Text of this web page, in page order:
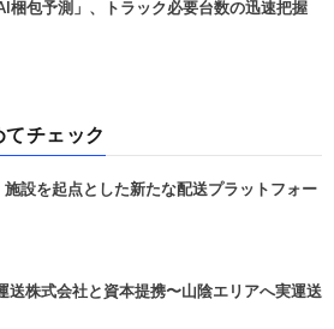
梱包予測」、トラック必要台数の迅速把握
てチェック
設を起点とした新たな配送プラットフォー
株式会社と資本提携〜山陰エリアへ実運送